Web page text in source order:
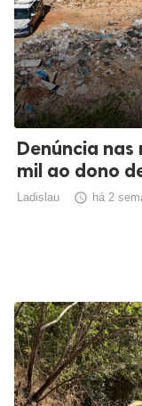
Denúncia nas
mil ao dono
Ladislau  há 2